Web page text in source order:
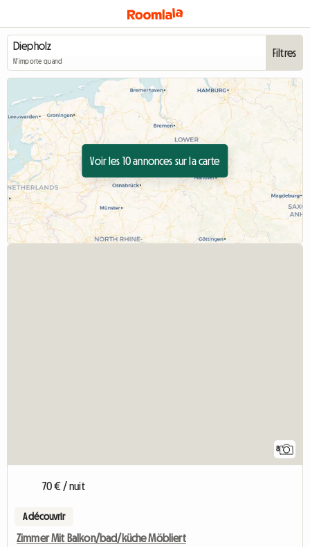
N'importe quand
Filtres
Voir les 10 annonces sur la carte
8
70 € / nuit
A découvrir
Zimmer Mit Balkon/bad/küche Möbliert